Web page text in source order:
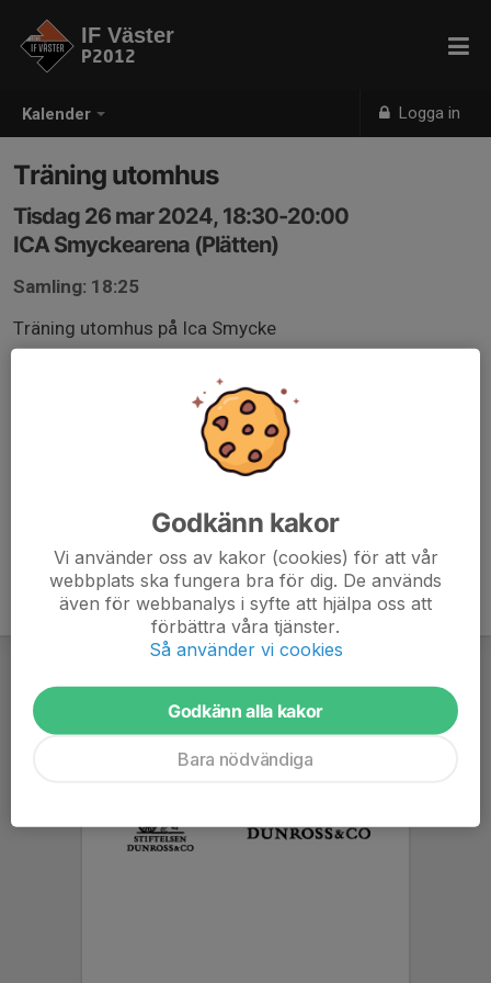
Kalender Logga in
IF Väster
P2012
Träning utomhus
Tisdag 26 mar 2024, 18:30-20:00
ICA Smyckearena (Plätten)
Samling: 18:25
Träning utomhus på Ica Smycke
Godkänn kakor
Vi använder oss av kakor (cookies) för att vår
webbplats ska fungera bra för dig. De används
även för webbanalys i syfte att hjälpa oss att
förbättra våra tjänster.
Så använder vi cookies
Godkänn alla kakor
Bara nödvändiga